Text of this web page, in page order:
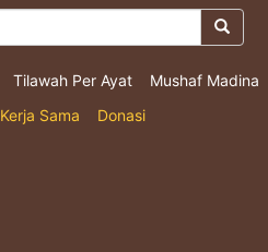
Tilawah Per Ayat
Mushaf Madina
Kerja Sama Donasi